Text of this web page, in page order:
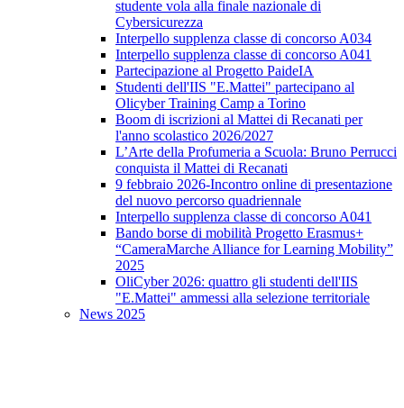
studente vola alla finale nazionale di
Cybersicurezza
Interpello supplenza classe di concorso A034
Interpello supplenza classe di concorso A041
Partecipazione al Progetto PaideIA
Studenti dell'IIS "E.Mattei" partecipano al
Olicyber Training Camp a Torino
Boom di iscrizioni al Mattei di Recanati per
l'anno scolastico 2026/2027
L’Arte della Profumeria a Scuola: Bruno Perrucci
conquista il Mattei di Recanati
9 febbraio 2026-Incontro online di presentazione
del nuovo percorso quadriennale
Interpello supplenza classe di concorso A041
Bando borse di mobilità Progetto Erasmus+
“CameraMarche Alliance for Learning Mobility”
2025
OliCyber 2026: quattro gli studenti dell'IIS
"E.Mattei" ammessi alla selezione territoriale
News 2025